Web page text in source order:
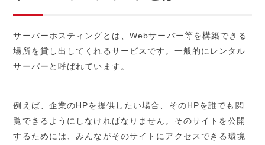
サーバーホスティングとは、Webサーバー等を構築できる
場所を貸し出してくれるサービスです。一般的にレンタル
サーバーと呼ばれています。
例えば、企業のHPを提供したい場合、そのHPを誰でも閲
覧できるようにしなければなりません。そのサイトを公開
するためには、みんながそのサイトにアクセスできる環境